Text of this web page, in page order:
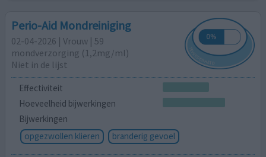
Perio-Aid Mondreiniging
02-04-2026 | Vrouw | 59
mondverzorging (1,2mg/ml)
Niet in de lijst
Effectiviteit
Hoeveelheid bijwerkingen
Bijwerkingen
opgezwollen klieren
branderig gevoel